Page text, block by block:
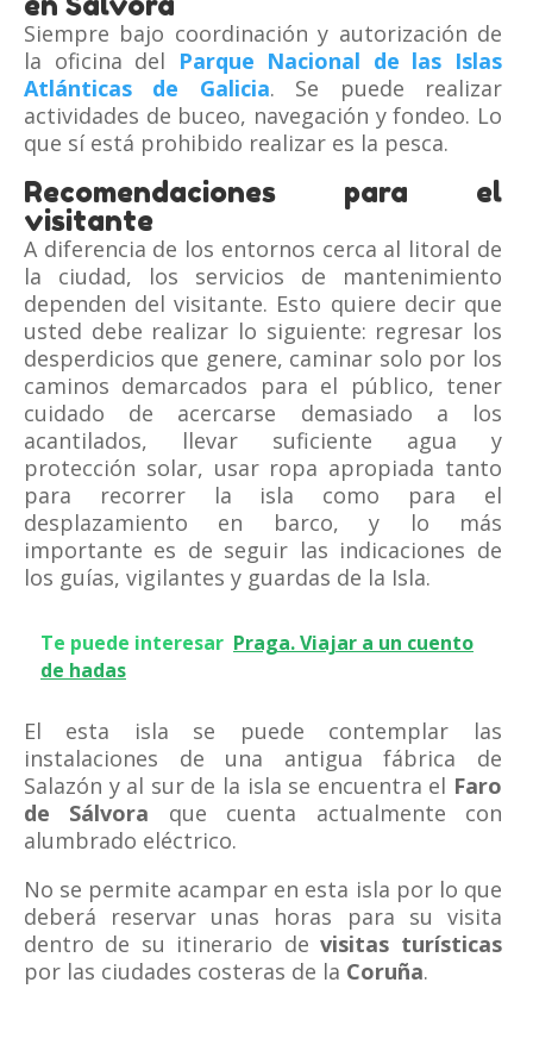
Siempre bajo coordinación y autorización de
la oficina del Parque Nacional de las Islas
Atlánticas de Galicia. Se puede realizar
actividades de buceo, navegación y fondeo. Lo
que sí está prohibido realizar es la pesca.
Recomendaciones para el
visitante
A diferencia de los entornos cerca al litoral de
la ciudad, los servicios de mantenimiento
dependen del visitante. Esto quiere decir que
usted debe realizar lo siguiente: regresar los
desperdicios que genere, caminar solo por los
caminos demarcados para el público, tener
cuidado de acercarse demasiado a los
acantilados, llevar suficiente agua y
protección solar, usar ropa apropiada tanto
para recorrer la isla como para el
desplazamiento en barco, y lo más
importante es de seguir las indicaciones de
los guías, vigilantes y guardas de la Isla.
Te puede interesar Praga. Viajar a un cuento
de hadas
El esta isla se puede contemplar las
instalaciones de una antigua fábrica de
Salazón y al sur de la isla se encuentra el Faro
de Sálvora que cuenta actualmente con
alumbrado eléctrico.
No se permite acampar en esta isla por lo que
deberá reservar unas horas para su visita
dentro de su itinerario devisitas turísticas
por las ciudades costeras de la Coruña.